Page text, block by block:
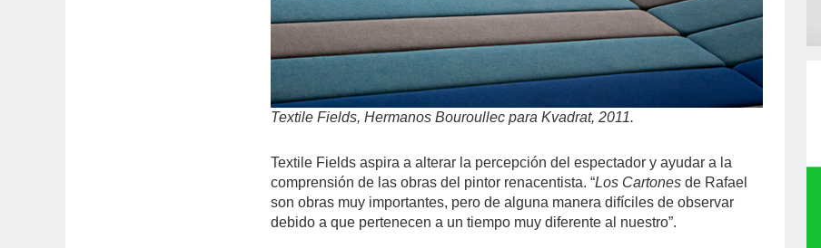
Textile Fields, Hermanos Bouroullec para Kvadrat, 2011.
Textile Fields aspira a alterar la percepción del espectador y ayudar a la
comprensión de las obras del pintor renacentista. “Los Cartones de Rafael
son obras muy importantes, pero de alguna manera difíciles de observar
debido a que pertenecen a un tiempo muy diferente al nuestro”.